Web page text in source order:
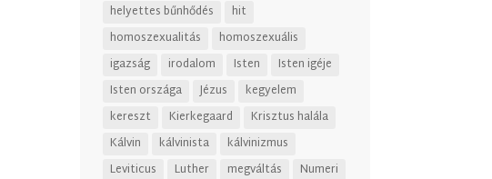
helyettes bűnhődés
hit
homoszexualitás
homoszexuális
igazság
irodalom Isten
Isten igéje
Isten országa
Jézus
kegyelem
kereszt
Kierkegaard
Krisztus halála
Kálvin
kálvinista
kálvinizmus
Leviticus
Luther megváltás Numeri